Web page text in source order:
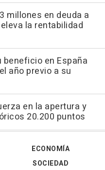
millones en deuda a
la rentabilidad
beneficio en España
año previo a su
en la apertura y
20.200 puntos
ECONOMÍA
SOCIEDAD